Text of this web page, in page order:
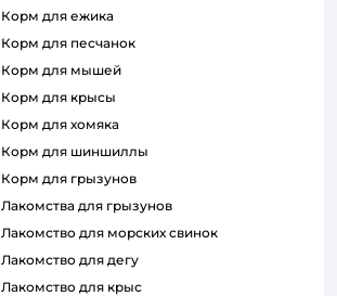
корм для ежика
корм для песчанок
корм для мышей
корм для крысы
корм для хомяка
корм для шиншиллы
корм для грызунов
лакомства для грызунов
лакомство для морских свинок
лакомство для дегу
лакомство для крыс